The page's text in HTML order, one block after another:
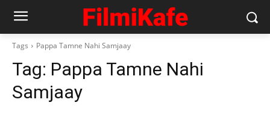
Tags Pappa Tamne Nahi Samjaay
Tag: Pappa Tamne Nahi
Samjaay